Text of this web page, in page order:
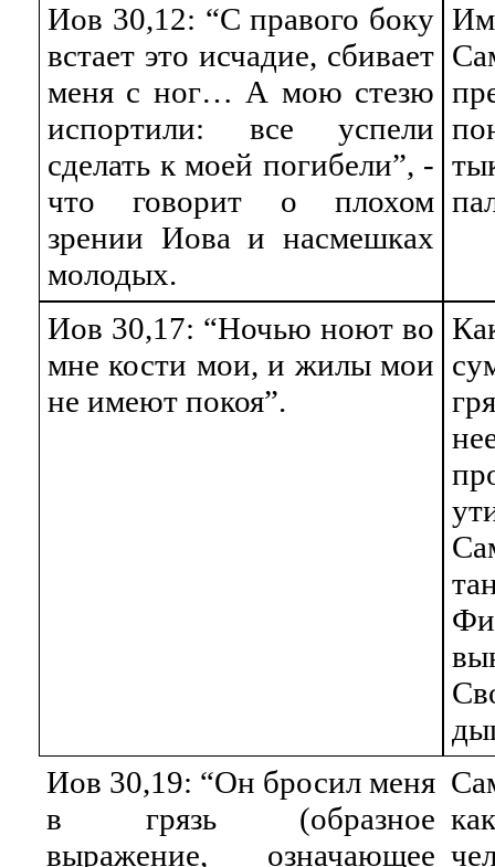
Иов 30,12: “С правого боку
встает это исчадие, сбивает
меня с ног… А мою стезю
испортили: все успели
сделать к моей погибели”, -
что говорит о плохом
зрении Иова и насмешках
молодых.
Иов 30,17: “Ночью ноют во
мне кости мои, и жилы мои
не имеют покоя”.
Иов 30,19: “Он бросил меня
в грязь (образное
выражение, означающее